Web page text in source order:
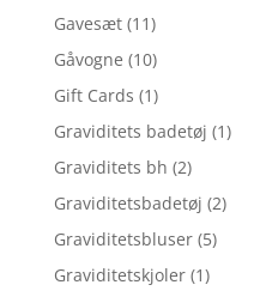
Gavesæt (11)
Gåvogne (10)
Gift Cards (1)
Graviditets badetøj (1)
Graviditets bh (2)
Graviditetsbadetøj (2)
Graviditetsbluser (5)
Graviditetskjoler (1)